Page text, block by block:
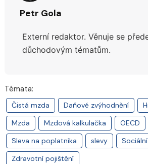
Petr Gola
Externí redaktor. Věnuje se
důchodovým tématům.
Témata:
Čistá mzda Daňové zvýhodnění
Mzda
Mzdová kalkulačka OECD
Sleva na poplatníka
slevy
Zdravotní pojištění